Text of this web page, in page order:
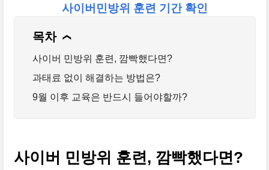
사이버민방위 훈련 기간 확인
목차 ❯
사이버 민방위 훈련, 깜빡했다면?
과태료 없이 해결하는 방법은?
9월 이후 교육은 반드시 들어야할까?
사이버 민방위 훈련, 깜빡했다면?